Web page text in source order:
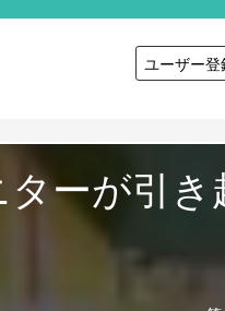
ユーザー登
ーが引き